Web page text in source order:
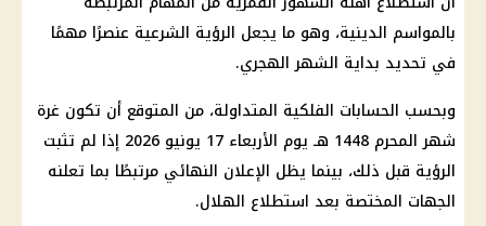
بالمواسم الدينية، وهو ما يجعل الرؤية الشرعية عنصرًا مهمًا
في تحديد بداية الشهر الهجري.
وبحسب الحسابات الفلكية المتداولة، من المتوقع أن تكون غرة
شهر المحرم 1448 هـ يوم الأربعاء 17 يونيو 2026 إذا لم تثبت
الرؤية قبل ذلك، بينما يظل الإعلان النهائي مرتبطًا بما تعلنه
الجهات المختصة بعد استطلاع الهلال.